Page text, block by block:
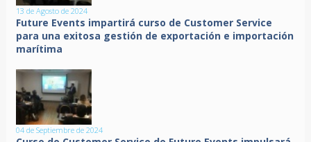
13 de Agosto de 2024
Future Events impartirá curso de Customer Service
para una exitosa gestión de exportación e importación
marítima
04 de Septiembre de 2024